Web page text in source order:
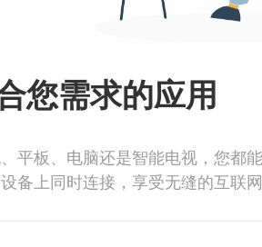
您需求的应用
平板、电脑还是智能电视，您都能
备上同时连接，享受无缝的互联网